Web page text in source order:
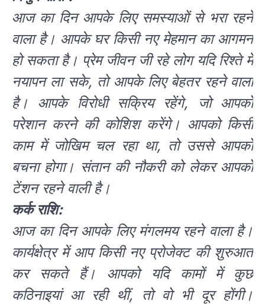
आज का दिन आपके लिए समस्याओं से भरा रहने
वाला है। आपके घर किसी नए मेहमान का आगमन
हो सकता है। प्रेम जीवन जी रहे लोग यदि रिश्ते में
नयापन ला सके, तो आपके लिए बेहतर रहने वाला
है। आपके विरोधी सक्रिय रहेंगे, जो आपको
परेशान करने की कोशिश करेंगे। आपको किसी
काम में जोखिम चल रहा था, तो उससे आपको
बचना होगा। संतान की नौकरी को लेकर आपको
टेंशन रहने वाली है।
कर्क राशि:
आज का दिन आपके लिए मंगलमय रहने वाला है।
कार्यक्षेत्र में आप किसी नए प्रोजेक्ट की शुरुआत
कर सकते हैं। आपको यदि कामों में कुछ
कठिनाइयां आ रही थीं, तो वो भी दूर होंगी।